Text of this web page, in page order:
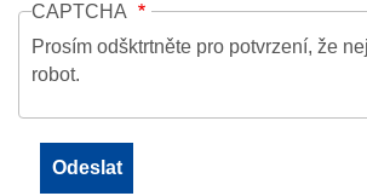
CAPTCHA
Prosím odšktrtněte pro potvrzení, že
robot.